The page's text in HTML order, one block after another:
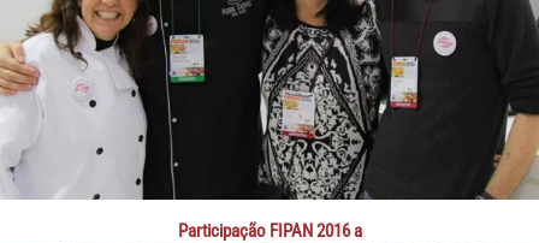
Participação FIPAN 2016 a